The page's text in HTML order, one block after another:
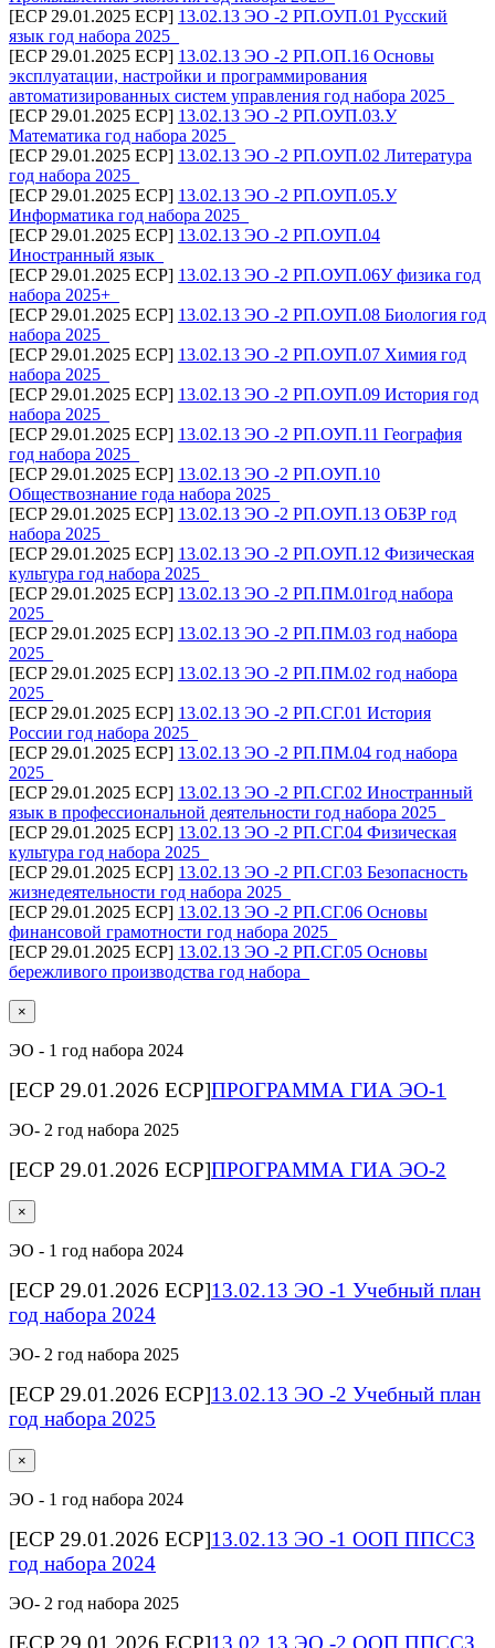
[ECP 29.01.2025 ECP] 13.02.13 ЭО -2 РП.ОУП.01 Русский
язык год набора 2025_
[ECP 29.01.2025 ECP] 13.02.13 ЭО -2 РП.ОП.16 Основы
эксплуатации, настройки и программирования
автоматизированных систем управления год набора 2025_
[ECP 29.01.2025 ECP] 13.02.13 ЭО -2 РП.ОУП.03.У
Математика год набора 2025_
[ECP 29.01.2025 ECP] 13.02.13 ЭО -2 РП.ОУП.02 Литература
год набора 2025_
[ECP 29.01.2025 ECP] 13.02.13 ЭО -2 РП.ОУП.05.У
Информатика год набора 2025_
[ECP 29.01.2025 ECP] 13.02.13 ЭО -2 РП.ОУП.04
Иностранный язык_
[ECP 29.01.2025 ECP] 13.02.13 ЭО -2 РП.ОУП.06У физика год
набора 2025+_
[ECP 29.01.2025 ECP] 13.02.13 ЭО -2 РП.ОУП.08 Биология год
набора 2025_
[ECP 29.01.2025 ECP] 13.02.13 ЭО -2 РП.ОУП.07 Химия год
набора 2025_
[ECP 29.01.2025 ECP] 13.02.13 ЭО -2 РП.ОУП.09 История год
набора 2025_
[ECP 29.01.2025 ECP] 13.02.13 ЭО -2 РП.ОУП.11 География
год набора 2025_
[ECP 29.01.2025 ECP] 13.02.13 ЭО -2 РП.ОУП.10
Обществознание года набора 2025_
[ECP 29.01.2025 ECP] 13.02.13 ЭО -2 РП.ОУП.13 ОБЗР год
набора 2025_
[ECP 29.01.2025 ECP] 13.02.13 ЭО -2 РП.ОУП.12 Физическая
культура год набора 2025_
[ECP 29.01.2025 ECP] 13.02.13 ЭО -2 РП.ПМ.01год набора
2025_
[ECP 29.01.2025 ECP] 13.02.13 ЭО -2 РП.ПМ.03 год набора
2025_
[ECP 29.01.2025 ECP] 13.02.13 ЭО -2 РП.ПМ.02 год набора
2025_
[ECP 29.01.2025 ECP] 13.02.13 ЭО -2 РП.СГ.01 История
России год набора 2025_
[ECP 29.01.2025 ECP] 13.02.13 ЭО -2 РП.ПМ.04 год набора
2025_
[ECP 29.01.2025 ECP] 13.02.13 ЭО -2 РП.СГ.02 Иностранный
язык в профессиональной деятельности год набора 2025_
[ECP 29.01.2025 ECP] 13.02.13 ЭО -2 РП.СГ.04 Физическая
культура год набора 2025_
[ECP 29.01.2025 ECP] 13.02.13 ЭО -2 РП.СГ.03 Безопасность
жизнедеятельности год набора 2025_
[ECP 29.01.2025 ECP] 13.02.13 ЭО -2 РП.СГ.06 Основы
финансовой грамотности год набора 2025_
[ECP 29.01.2025 ECP] 13.02.13 ЭО -2 РП.СГ.05 Основы
бережливого производства год набора_
×
ЭО - 1 год набора 2024
[ECP 29.01.2026 ECP]ПРОГРАММА ГИА ЭО-1
ЭО- 2 год набора 2025
[ECP 29.01.2026 ECP]ПРОГРАММА ГИА ЭО-2
×
ЭО - 1 год набора 2024
[ECP 29.01.2026 ECP]13.02.13 ЭО -1 Учебный план
год набора 2024
ЭО- 2 год набора 2025
[ECP 29.01.2026 ECP]13.02.13 ЭО -2 Учебный план
год набора 2025
×
ЭО - 1 год набора 2024
[ECP 29.01.2026 ECP]13.02.13 ЭО -1 ООП ППССЗ
год набора 2024
ЭО- 2 год набора 2025
[ECP 29.01.2026 ECP]13.02.13 ЭО -2 ООП ППССЗ